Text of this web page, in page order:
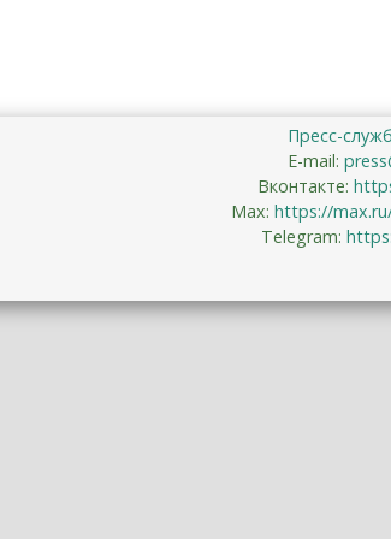
Пресс-
E-mail:
Вконтакте:
Max: https://
Telegram: